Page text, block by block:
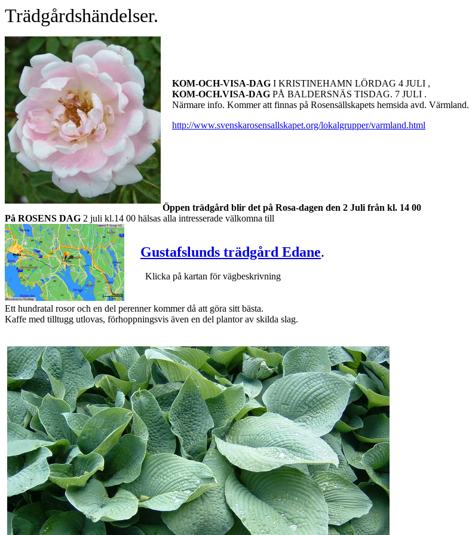
Trädgårdshändelser.
KOM-OCH-VISA-DAG I KRISTINEHAMN LÖRDAG 4 JULI ,
KOM-OCH.VISA-DAG PÅ BALDERSNÄS TISDAG. 7 JULI .
Närmare info. Kommer att finnas på Rosensällskapets hemsida avd. Värmland.
http://www.svenskarosensallskapet.org/lokalgrupper/varmland.html
Öppen trädgård blir det på Rosa-dagen den 2 Juli från kl. 14 00
På ROSENS DAG 2 juli kl.14 00 hälsas alla intresserade välkomna till
Gustafslunds trädgård Edane.
Klicka på kartan för vägbeskrivning
Ett hundratal rosor och en del perenner kommer då att göra sitt bästa.
Kaffe med tilltugg utlovas, förhoppningsvis även en del plantor av skilda slag.